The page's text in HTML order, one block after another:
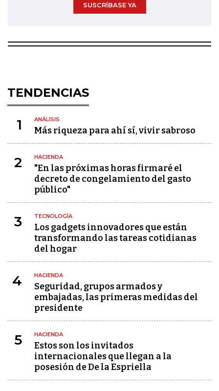
SUSCRÍBASE YA
TENDENCIAS
1 ANÁLISIS
Más riqueza para ahí sí, vivir sabroso
2 HACIENDA
"En las próximas horas firmaré el
decreto de congelamiento del gasto
público"
3 TECNOLOGÍA
Los gadgets innovadores que están
transformando las tareas cotidianas
del hogar
4 HACIENDA
Seguridad, grupos armados y
embajadas, las primeras medidas del
presidente
5 HACIENDA
Estos son los invitados
internacionales que llegan a la
posesión de De la Espriella